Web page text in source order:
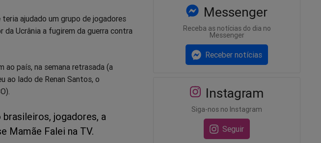
ajudado um grupo de jogadores
Ucrânia a fugirem da guerra contra
ao país, na semana retrasada (a
ao lado de Renan Santos, o
jogadores, a
Mamãe Falei na TV.
Messenger
Receba as notícias do dia no
Messenger
Receber notícias
Instagram
Siga-nos no Instagram
Seguir